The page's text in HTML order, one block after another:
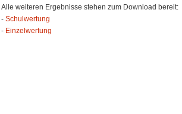
Alle weiteren Ergebnisse stehen zum Download bereit:
- Schulwertung
- Einzelwertung